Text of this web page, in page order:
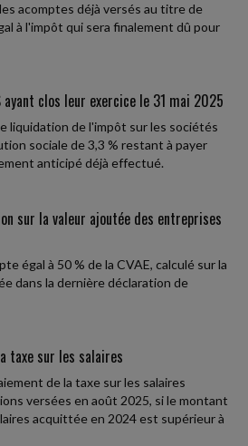
acomptes déjà versés au titre de
à l'impôt qui sera finalement dû pour
clos leur exercice le 31 mai 2025
liquidation de l'impôt sur les sociétés
sociale de 3,3 % restant à payer
anticipé déjà effectué.
sur la valeur ajoutée des entreprises
égal à 50 % de la CVAE, calculé sur la
dans la dernière déclaration de
taxe sur les salaires
de la taxe sur les salaires
versées en août 2025, si le montant
acquittée en 2024 est supérieur à